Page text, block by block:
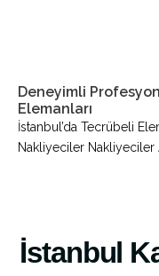
Deneyimli
Elemanları
İstanbul’da Tecrübeli
Nakliyeciler Nakliyeciler
İstanbul